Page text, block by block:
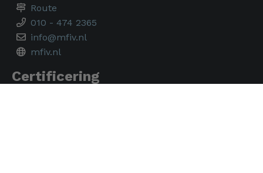
Route
010 - 474 2365
info@mfiv.nl
mfiv.nl
Certificering